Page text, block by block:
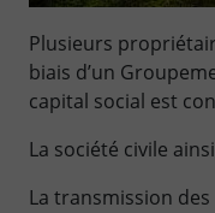
Plusieurs
biais d’un
capital social est
La société civile
La transmission